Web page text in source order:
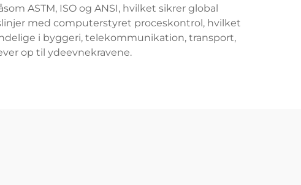
ASTM, ISO og ANSI, hvilket sikrer global
med computerstyret proceskontrol, hvilket
i byggeri, telekommunikation, transport,
op til ydeevnekravene.